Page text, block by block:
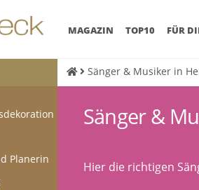
MAGAZIN (CURRENT)
TOP10 FÜR
Planerin
Sänger & Musiker in
Sänger &
Hier die richtigen